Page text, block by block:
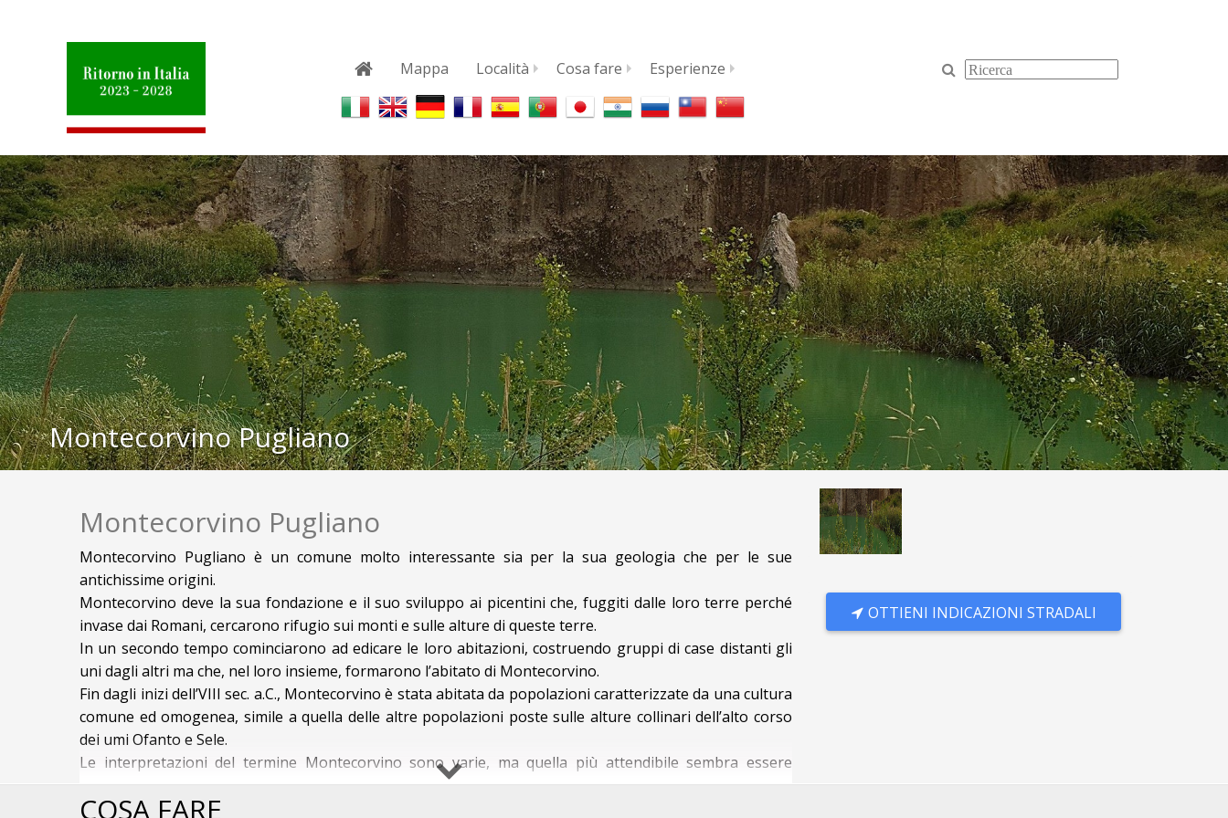
Mappa Località Cosa fare Esperienze
Montecorvino Pugliano
Montecorvino Pugliano
Montecorvino Pugliano è un comune molto interessante sia per la sua geologia che per le sue
antichissime origini.
Montecorvino deve la sua fondazione e il suo sviluppo ai picentini che, fuggiti dalle loro terre perché
invase dai Romani, cercarono rifugio sui monti e sulle alture di queste terre.
In un secondo tempo cominciarono ad edificare le loro abitazioni, costruendo gruppi di case distanti gli
uni dagli altri ma che, nel loro insieme, formarono l’abitato di Montecorvino.
Fin dagli inizi dell’VIII sec. a.C., Montecorvino è stata abitata da popolazioni caratterizzate da una cultura
comune ed omogenea, simile a quella delle altre popolazioni poste sulle alture collinari dell’alto corso
dei fiumi Ofanto e Sele.
Le interpretazioni del termine Montecorvino sono varie, ma quella più attendibile sembra essere
l’appellativo che i semiti diedero al territorio in virtù del suo particolare carattere vulcanico, visto che
presentava screpolature con esalazioni di gas. Ancora oggi si trovano nel comune acque sulfuree e
OTTIENI INDICAZIONI STRADALI
ALCUNE IDEE A MONTECORVINO PUGLIANO
COSA FARE